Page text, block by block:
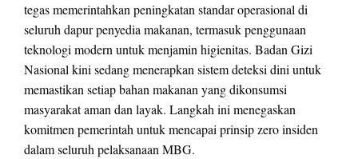
tegas memerintahkan peningkatan standar operasional di
seluruh dapur penyedia makanan, termasuk penggunaan
teknologi modern untuk menjamin higienitas. Badan Gizi
Nasional kini sedang menerapkan sistem deteksi dini untuk
memastikan setiap bahan makanan yang dikonsumsi
masyarakat aman dan layak. Langkah ini menegaskan
komitmen pemerintah untuk mencapai prinsip zero insiden
dalam seluruh pelaksanaan MBG.